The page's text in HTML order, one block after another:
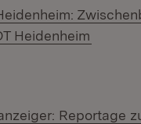
Heidenheim
Reportage